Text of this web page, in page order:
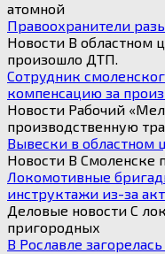
атомной
Правоохранители
Новости В областном
произошло ДТП.
Сотрудник
компенсацию за
Новости Рабочий
производственную
Вывески в областном
Новости В Смоленске
Локомотивные
инструктажи из-за
Деловые новости С
пригородных
В Рославле